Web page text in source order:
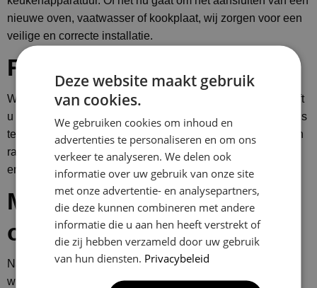
nieuwe oven, vaatwasser of kookplaat, wij zorgen voor een
veilige en correcte installatie.
Raamdecoratie ophangen
Wilt u graag mooie raamdecoratie in uw woning, maar heeft
u geen idee hoe u dit moet ophangen? Geen probleem! Ons
team is gespecialiseerd in het plaatsen van diverse soorten
raamdecoratie. Van gordijnen tot jaloezieën, wij zorgen
ervoor dat uw raamdecoratie perfect wordt opgehangen.
Meubels en brievenbus
ophangen
Naast het monteren van kasten en raamdecoratie, kunnen
wij u ook helpen bij het ophangen van andere meubels en
Deze website maakt gebruik
van cookies.
We gebruiken cookies om inhoud en
advertenties te personaliseren en om ons
verkeer te analyseren. We delen ook
informatie over uw gebruik van onze site
met onze advertentie- en analysepartners,
die deze kunnen combineren met andere
informatie die u aan hen heeft verstrekt of
die zij hebben verzameld door uw gebruik
van hun diensten. Privacybeleid